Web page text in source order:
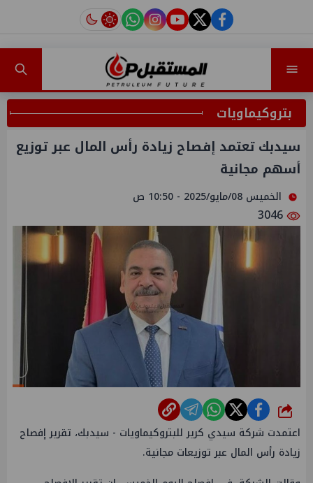
facebook
twitter
youtube
instagram
tiktok
بتروكيماويات
سيدبك تعتمد إفصاح زيادة رأس المال عبر توزيع
أسهم مجانية
الخميس 08/مايو/2025 - 10:50 ص
شارك
اعتمدت شركة سيدي كرير للبتروكيماويات - سيدبك، تقرير إفصاح
زيادة رأس المال عبر توزيعات مجانية.